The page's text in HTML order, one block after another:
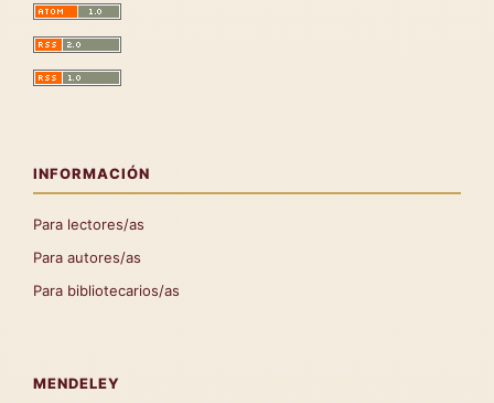
INFORMACIÓN
Para lectores/as
Para autores/as
Para bibliotecarios/as
MENDELEY